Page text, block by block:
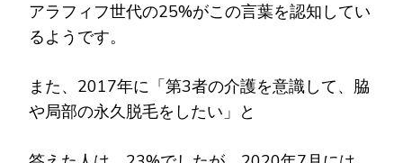
アラフィフ世代の25%がこの言葉を認知してい
るようです。
また、2017年に「第3者の介護を意識して、脇
や局部の永久脱毛をしたい」と